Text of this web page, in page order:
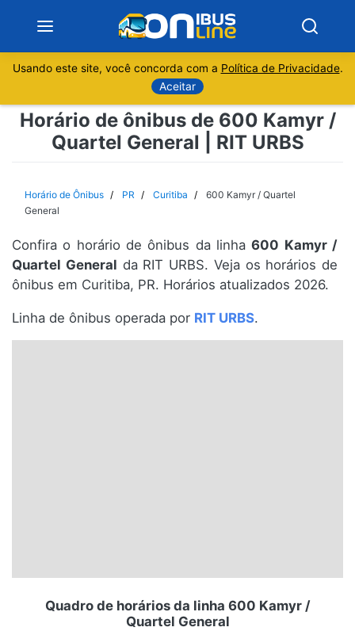
Sobre
São Paulo
Rio de Janeiro
Espírito Santo
Usando este site, você concorda com a Política de Privacidade.
Aceitar
Horário de ônibus de 600 Kamyr /
Quartel General | RIT URBS
Horário de Ônibus PR Curitiba
600 Kamyr / Quartel
General
Confira o horário de ônibus da linha600 Kamyr /
Quartel General da RIT URBS. Veja os horários de
ônibus em Curitiba, PR. Horários atualizados 2026.
Linha de ônibus operada por RIT URBS.
Quadro de horários da linha 600 Kamyr /
Quartel General